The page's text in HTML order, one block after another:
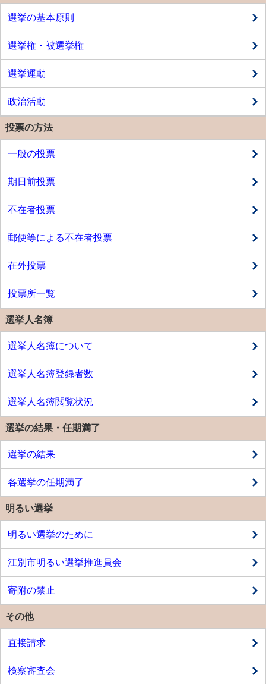
選挙の基本原則
選挙権・被選挙権
選挙運動
政治活動
投票の方法
一般の投票
期日前投票
不在者投票
郵便等による不在者投票
在外投票
投票所一覧
選挙人名簿
選挙人名簿について
選挙人名簿登録者数
選挙人名簿閲覧状況
選挙の結果・任期満了
選挙の結果
各選挙の任期満了
明るい選挙
明るい選挙のために
江別市明るい選挙推進員会
寄附の禁止
その他
直接請求
検察審査会